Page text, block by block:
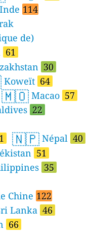
Inde 114
de)
61
30
Koweït 64
🇲🇴 Macao 57
22
🇳🇵 Népal 40
51
35
Chine 122
Lanka 46
66